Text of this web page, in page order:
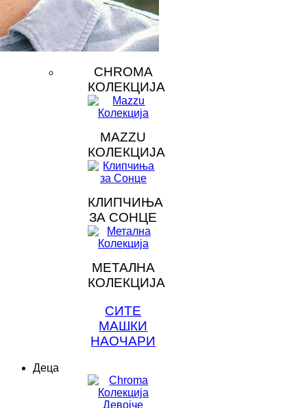
CHROMA
КОЛЕКЦИЈА
MAZZU
КОЛЕКЦИЈА
КЛИПЧИЊА
ЗА СОНЦЕ
МЕТАЛНА
КОЛЕКЦИЈА
СИТЕ
МАШКИ
НАОЧАРИ
Деца